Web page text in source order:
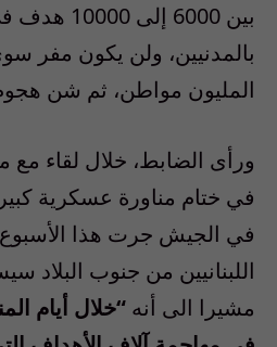
بين 6000
بالمدنيين، ولن يكون مفر
المليون مواطن، ثم شن
ورأى الضابط، خلال لقاء
في ختام مناورة عسكرية
في الجيش جرت هذا
مشيرا الى أنه “خلال أيام